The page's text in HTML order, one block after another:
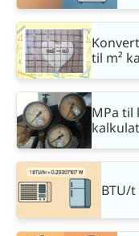
til m²
MPa til
BTU/